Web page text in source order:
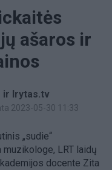
ašaros ir
ir lrytas.tv
2023-05-30 11:33
„sudie“
LRT laidų
docente Zita